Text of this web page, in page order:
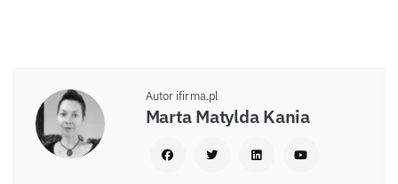
Autor ifirma.pl
Marta Matylda Kania